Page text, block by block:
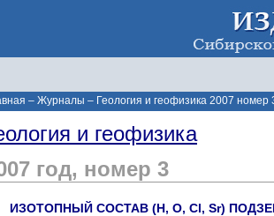
– Журналы – Геология и геофизика 2007 номер
и геофизика
год, номер 3
ИЗОТОПНЫЙ CОCТАВ (H, O, Cl, Sr)